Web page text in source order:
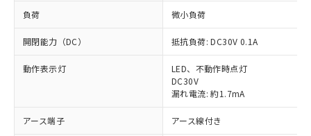
負荷 微小負荷
開閉能力（DC） 抵抗負荷: DC30V 0.1A
動作表示灯
LED、不動作時点灯
DC30V
漏れ電流: 約1.7mA
アース端子 アース線付き